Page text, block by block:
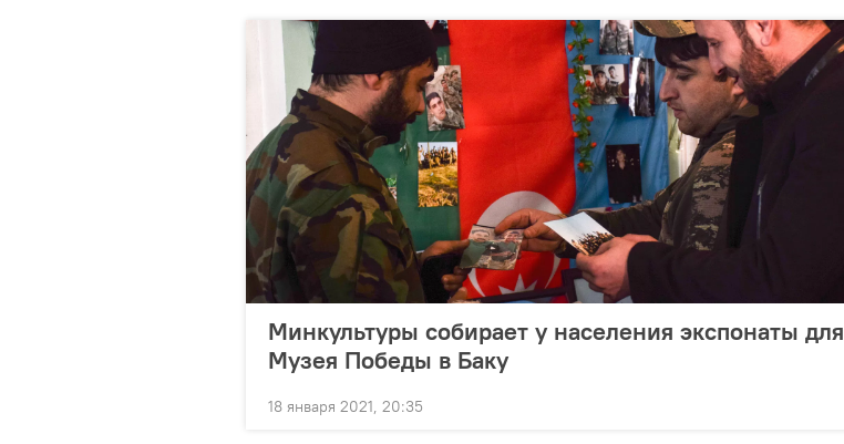
Минкультуры собирает у населения экспонаты для
Музея Победы в Баку
18 января 2021, 20:35